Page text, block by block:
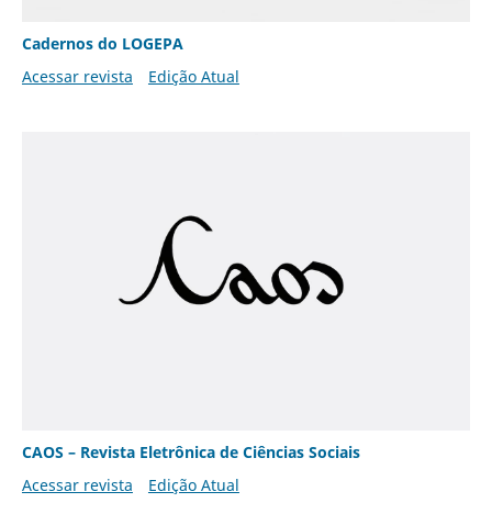
Cadernos do LOGEPA
Acessar revista
Edição Atual
CAOS – Revista Eletrônica de Ciências Sociais
Acessar revista
Edição Atual